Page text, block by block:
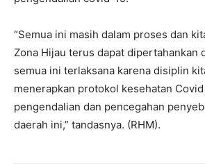
“Semua ini masih dalam proses dan
Zona Hijau terus dapat dipertahankan
semua ini terlaksana karena disiplin
menerapkan protokol kesehatan
pengendalian dan pencegahan
daerah ini,” tandasnya. (RHM).